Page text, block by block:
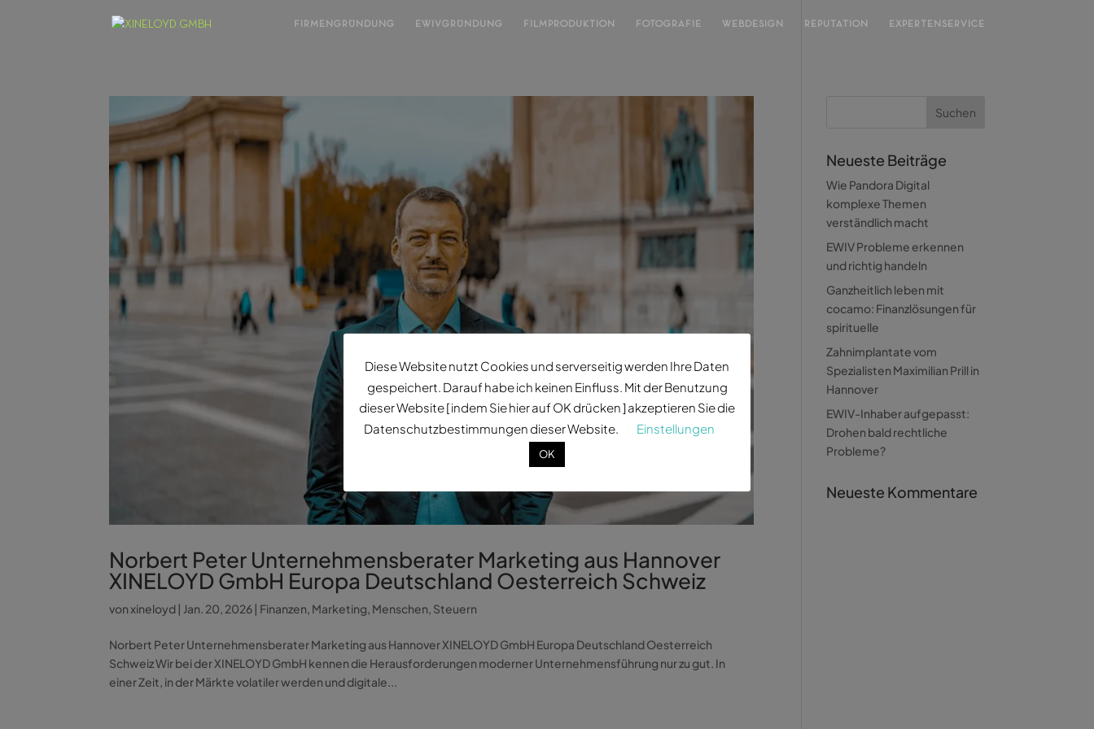
FIRMENGRÜNDUNG EWIVGRÜNDUNG FILMPRODUKTION FOTOGRAFIE WEBDESIGN REPUTATION EXPERTENSERVICE
Norbert Peter Unternehmensberater Marketing aus Hannover
XINELOYD GmbH Europa Deutschland Oesterreich Schweiz
vonxineloyd Jan. 20, 2026 Finanzen, Marketing, Menschen, Steuern
Norbert Peter Unternehmensberater Marketing aus Hannover XINELOYD GmbH Europa Deutschland Oesterreich
Schweiz Wir bei der XINELOYD GmbH kennen die Herausforderungen moderner Unternehmensführung nur zu gut. In
einer Zeit, in der Märkte volatiler werden und digitale...
Neueste Beiträge
Wie Pandora Digital
komplexe Themen
verständlich macht
EWIV Probleme erkennen
und richtig handeln
Ganzheitlich leben mit
cocamo: Finanzlösungen für
spirituelle
Zahnimplantate vom
Spezialisten Maximilian Prill in
Hannover
EWIV-Inhaber aufgepasst:
Drohen bald rechtliche
Probleme?
Neueste Kommentare
Diese Website nutzt Cookies und serverseitig werden Ihre Daten
gespeichert. Darauf habe ich keinen Einfluss. Mit der Benutzung
dieser Website [ indem Sie hier auf OK drücken ] akzeptieren Sie die
Datenschutzbestimmungen dieser Website.
Einstellungen
OK